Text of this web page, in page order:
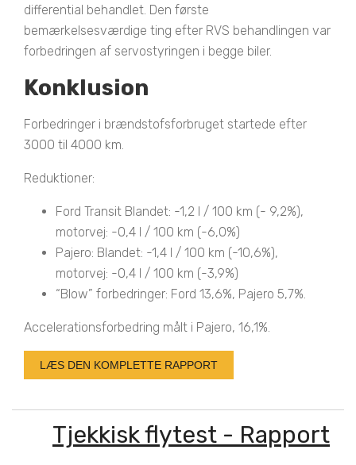
differential behandlet. Den første
bemærkelsesværdige ting efter RVS behandlingen var
forbedringen af servostyringen i begge biler.
Konklusion
Forbedringer i brændstofsforbruget startede efter
3000 til 4000 km.
Reduktioner:
Ford Transit Blandet: -1,2 l / 100 km (- 9,2%),
motorvej: -0,4 l / 100 km (-6,0%)
Pajero: Blandet: -1,4 l / 100 km (-10,6%),
motorvej: -0,4 l / 100 km (-3,9%)
“Blow” forbedringer: Ford 13,6%, Pajero 5,7%.
Accelerationsforbedring målt i Pajero, 16,1%.
LÆS DEN KOMPLETTE RAPPORT
Tjekkisk flytest - Rapport